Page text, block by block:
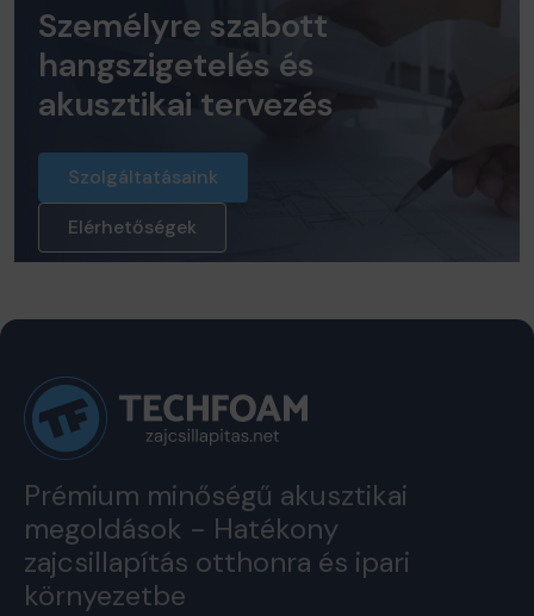
Személyre szabott
hangszigetelés és
akusztikai tervezés
Szolgáltatásaink
Elérhetőségek
Prémium minőségű akusztikai
megoldások - Hatékony
zajcsillapítás otthonra és ipari
környezetbe